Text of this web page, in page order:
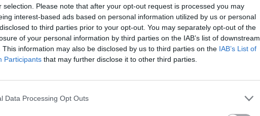
selection. Please note that after your opt-out request is processed you may
interest-based ads based on personal information utilized by us or personal
to third parties prior to your opt-out. You may separately opt-out of the
of your personal information by third parties on the IAB’s list of downstream
This information may also be disclosed by us to third parties on the IAB’s List of
Participants that may further disclose it to other third parties.
Data Processing Opt Outs
per
perso i